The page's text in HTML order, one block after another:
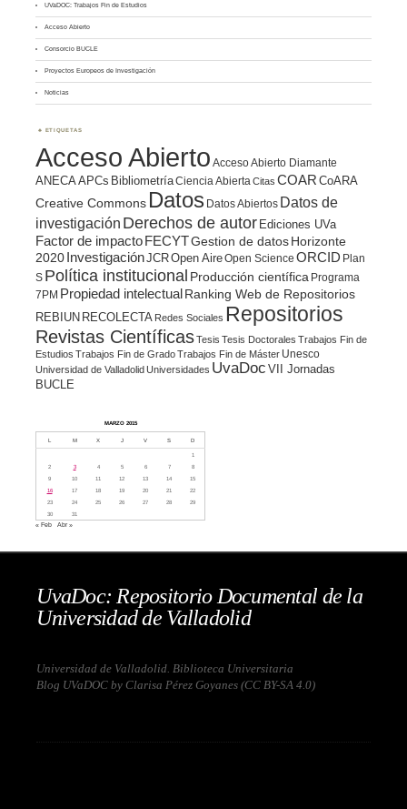
UVaDOC: Trabajos Fin de Estudios
Acceso Abierto
Consorcio BUCLE
Proyectos Europeos de Investigación
Noticias
ETIQUETAS
Acceso Abierto Acceso Abierto Diamante
ANECAAPCs BibliometríaCiencia Abierta Citas COAR CoARA
Creative Commons Datos Datos Abiertos Datos de
investigación Derechos de autor Ediciones UVa
Factor de impacto FECYTGestion de datosHorizonte
2020 InvestigaciónJCROpen AireOpen Science ORCID Plan
S Política institucional Producción científica Programa
7PM Propiedad intelectualRanking Web de Repositorios
REBIUN RECOLECTA Redes Sociales Repositorios
Revistas CientíficasTesis Tesis Doctorales Trabajos Fin de
Estudios Trabajos Fin de GradoTrabajos Fin de Máster Unesco
Universidad de Valladolid Universidades UvaDoc VII Jornadas
BUCLE
MARZO 2015
L M X J V S D
1
2
3 4 5 6 7
8
9
10 11 12 13 14
15
16
17 18 19 20 21
22
23
24 25 26 27 28
29
30
31
« Feb Abr »
UvaDoc: Repositorio Documental de la
Universidad de Valladolid
Universidad de Valladolid. Biblioteca Universitaria
Blog UVaDOC by Clarisa Pérez Goyanes (CC BY-SA 4.0)